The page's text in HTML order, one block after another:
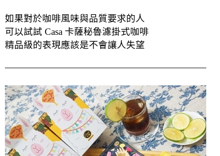
如果對於咖啡風味與品質要求的人
可以試試 Casa 卡薩秘魯濾掛式咖啡
精品級的表現應該是不會讓人失望